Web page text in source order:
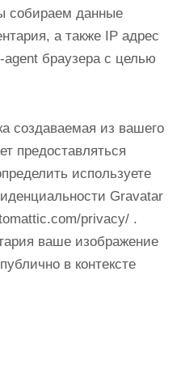
собираем данные
а также IP адрес
браузера с целью
создаваемая из вашего
предоставляться
используете
Gravatar
privacy/ .
ваше изображение
в контексте